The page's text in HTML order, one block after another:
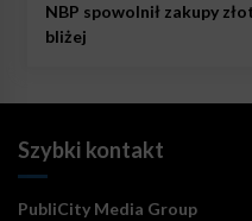
NBP spowolnił zakupy
bliżej
Szybki kontakt
PubliCity Media Group